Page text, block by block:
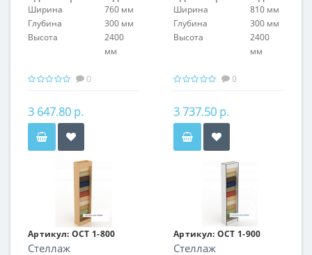
обоев
Ширина
760 мм
Глубина
300 мм
Высота
2400
мм
0
3 647.80 р.
обоев
Ширина
810 мм
Глубина
300 мм
Высота
2400
мм
0
3 737.50 р.
Артикул: ОСТ 1-800
Стеллаж
Артикул: ОСТ 1-900
Стеллаж